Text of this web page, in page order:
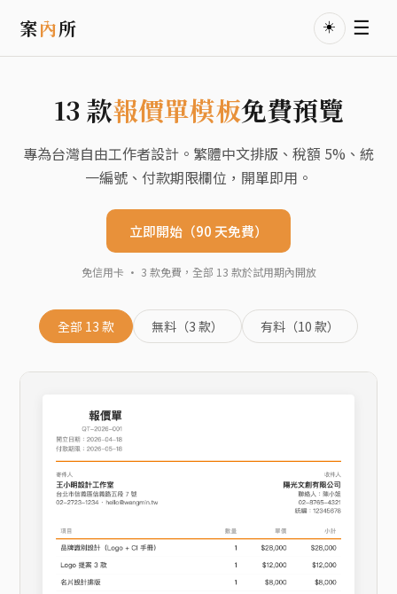
案內所 ☀️ ☰
13 款報價單模板免費預覽
專為台灣自由工作者設計。繁體中文排版、稅額 5%、統
一編號、付款期限欄位，開單即用。
立即開始（90 天免費）
免信用卡 · 3 款免費，全部 13 款於試用期內開放
全部 13 款 無料（3 款） 有料（10 款）